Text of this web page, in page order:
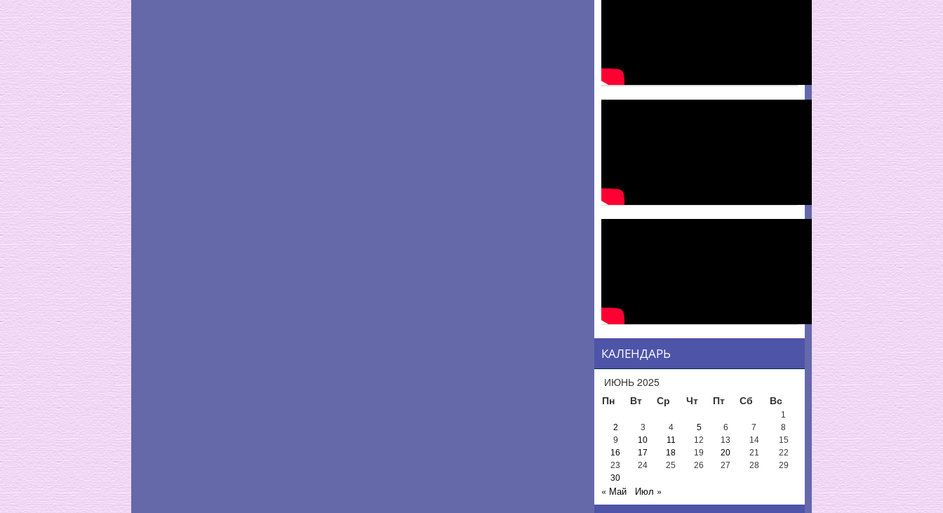
КАЛЕНДАРЬ
ИЮНЬ 2025
Пн
Вт Ср Чт Пт Сб Вс
1
2
3 4 5 6 7
8
9
10 11 12 13 14
15
16
17 18 19 20 21
22
23
24 25 26 27 28
29
30
« Май Июл »